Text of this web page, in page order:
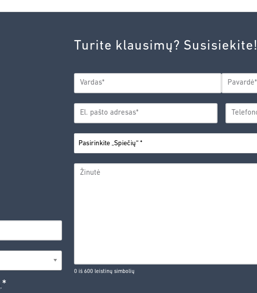
.*
Turite klausimų? Susisiekite!
VARDAS
EL.
ADRESAS*
TELEFONO
NUMERIS*
PASIRINKITE
„SPIEČIŲ“*
ŽINUTĖ
0 iš 600 leistinų simbolių